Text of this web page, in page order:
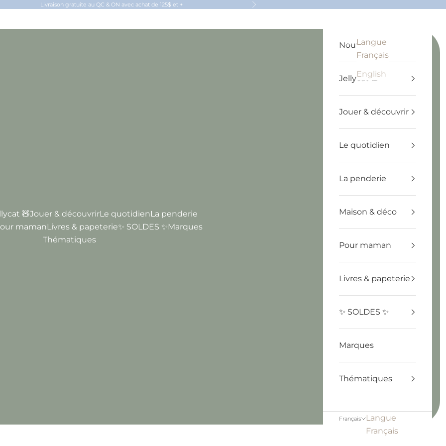
Livraison gratuite au QC & ON avec achat de 125$ et + Suivant
🧸Jouer & découvrirLe quotidienLa penderie
mamanLivres & papeterie✨ SOLDES ✨Marques
Thématiques
Français
Langue
Français
English
Recherche
Panier
Nouveautés
Jellycat 🧸
Jouer & découvrir
Le quotidien
La penderie
Maison & déco
Pour maman
Livres & papeterie
✨ SOLDES ✨
Marques
Thématiques
Français
Langue
Français